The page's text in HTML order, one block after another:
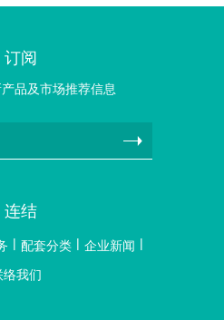
订阅
品及市场推荐信息
连结
配套分类
企业新闻
络我们